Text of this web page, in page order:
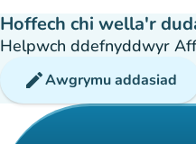
Hoffech chi wella'r
Helpwch ddefnyddwyr
editAwgrymu addasiad